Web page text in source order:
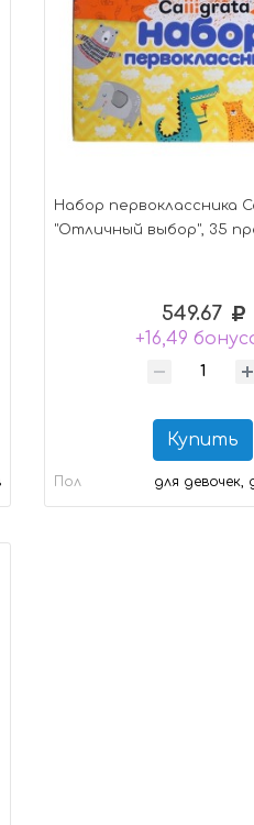
Набор первоклассника
"Отличный выбор", 35
549.67
+16,49
Купить
Пол для девочек,